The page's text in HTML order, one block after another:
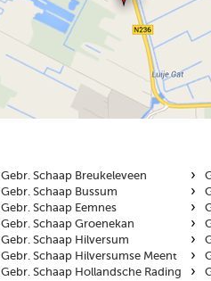
Gebr. Schaap Breukeleveen
Gebr. Schaap Bussum
Gebr. Schaap Eemnes
Gebr. Schaap Groenekan
Gebr. Schaap Hilversum
Gebr. Schaap Hilversumse Meent
Gebr. Schaap Hollandsche Rading
›
›
›
›
›
›
›